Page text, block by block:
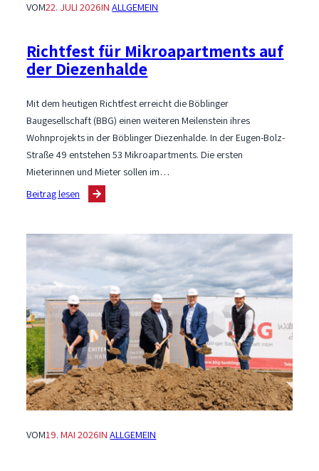
VOM22. JULI 2026INALLGEMEIN
Richtfest für Mikroapartments auf
der Diezenhalde
Mit dem heutigen Richtfest erreicht die Böblinger
Baugesellschaft (BBG) einen weiteren Meilenstein ihres
Wohnprojekts in der Böblinger Diezenhalde. In der Eugen-Bolz-
Straße 49 entstehen 53 Mikroapartments. Die ersten
Mieterinnen und Mieter sollen im…
Beitrag lesen
Richtfest
Mikroapartments
Diezenhalde
VOM19. MAI 2026INALLGEMEIN